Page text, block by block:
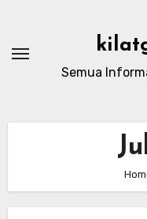
content
Semua